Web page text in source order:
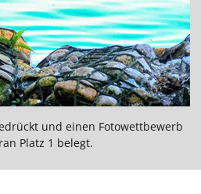
und einen Fotowettbewerb
Platz 1 belegt.